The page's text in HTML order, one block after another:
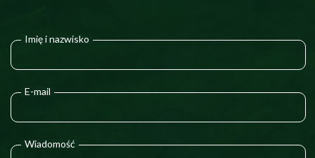
Imię i nazwisko
E-mail
Wiadomość